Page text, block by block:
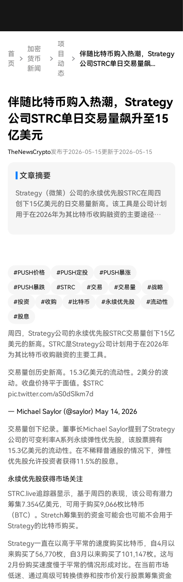
首
页
加密
货币
新闻
项
目
动
态
伴随比特币购入热潮，Strategy
公司STRC单日交易量飙...
伴随比特币购入热潮，Strategy
公司STRC单日交易量飙升至15
亿美元
TheNewsCrypto发布于2026-05-15更新于2026-05-15
文章摘要
Strategy（微策）公司的永续优先股STRC在周四
创下15亿美元的日交易量新高。该工具是公司计划
用于在2026年为其比特币收购融资的主要途径。
有潜力筹集7.354亿美元，理论上可购买约9,066枚
量远超2月的缓慢节奏。在当前市场环境不佳、通
过传统方式融资困难的情况下，永续优先股已成为
h打造成“全球最大的信贷工具”。这一策略已被其
他比特币储备公司效仿，例如Strive宣布其类似产
品将自6月16日起每日派息，东京的Metaplanet也
#PUSH价格 #PUSH定投 #PUSH暴涨
#PUSH暴跌 #STRC #交易 #交易量 #战略
#投资 #收购 #比特币 #永续优先股 #流动性
#股息
周四，Strategy公司的永续优先股STRC交易量创下15亿
美元的新高。STRC是Strategy公司计划用于在2026年
为其比特币收购融资的主要工具。
交易量创历史新高。15.3亿美元的流动性。2美分的波
动。收盘价持平于面值。$STRC
pic.twitter.com/aS0dSlkm7d
— Michael Saylor (@saylor) May 14, 2026
交易量创下纪录。董事长Michael Saylor提到了Strategy
公司的可变利率A系列永续弹性优先股，该股票拥有
15.3亿美元的流动性。在不稀释普通股的情况下，弹性
优先股允许投资者获得11.5%的股息。
永续优先股获得市场关注
STRC.live追踪器显示，基于周四的表现，该公司有潜力
筹集7.354亿美元，可用于购买9,066枚比特币
（BTC）。Stretch筹集到的资金可能会也可能不会用于
Strategy的比特币购买。
Strategy一直在以高于平常的速度购买比特币，自4月以
来购买了56,770枚，自3月以来购买了101,147枚。这与
2月份购买速度慢于平常的情况形成对比。在当前市场
低迷、通过高级可转换债券和按市价发行股票筹集资金